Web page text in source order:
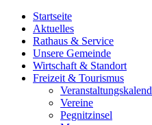
Startseite
Aktuelles
Rathaus & Service
Unsere Gemeinde
Wirtschaft & Standort
Freizeit & Tourismus
Vereine
Pegnitzinsel